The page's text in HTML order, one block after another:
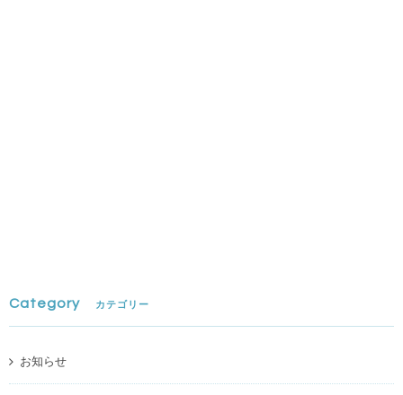
Category カテゴリー
お知らせ